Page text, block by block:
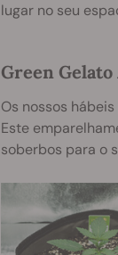
lugar no seu
Green Gelato
Os nossos
Este
soberbos para o